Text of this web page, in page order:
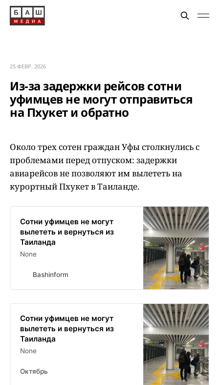
25 ФЕВР. 2026
Из-за задержки рейсов сотни
уфимцев не могут отправиться
на Пхукет и обратно
Около трех сотен граждан Уфы столкнулись с
проблемами перед отпуском: задержки
авиарейсов не позволяют им вылететь на
курортный Пхукет в Таиланде.
Сотни уфимцев не могут
вылететь и вернуться из
Таиланда
None
Bashinform
Сотни уфимцев не могут
вылететь и вернуться из
Таиланда
None
Октябрь